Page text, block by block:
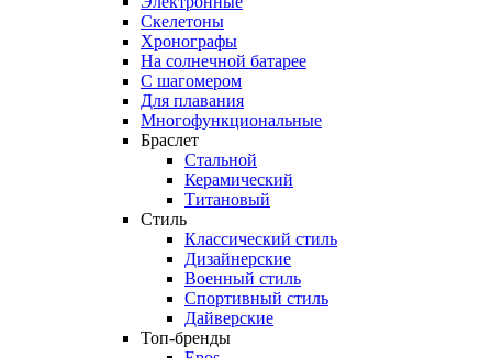
Скелетоны
Хронографы
На солнечной батарее
С шагомером
Для плавания
Многофункциональные
Браслет
Стальной
Керамический
Титановый
Стиль
Классический стиль
Дизайнерские
Военный стиль
Спортивный стиль
Дайверские
Топ-бренды